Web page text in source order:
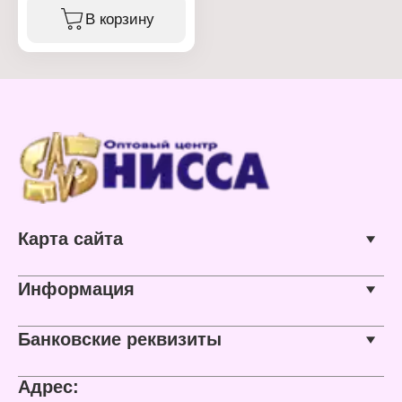
Тип товара: Стержень
Тип чернил: гелевый
Материал корпуса:
пластик
В корзину
Карта сайта
Информация
Банковские реквизиты
Адрес: